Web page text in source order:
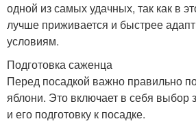
одной из самых удачных, так как в
лучше приживается и быстрее
условиям.
Подготовка саженца
Перед посадкой важно правильно
яблони. Это включает в себя выбор
и его подготовку к посадке.